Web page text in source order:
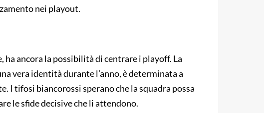
nei playout.
ancora la possibilità di centrare i playoff. La
vera identità durante l’anno, è determinata a
I tifosi biancorossi sperano che la squadra possa
le sfide decisive che li attendono.